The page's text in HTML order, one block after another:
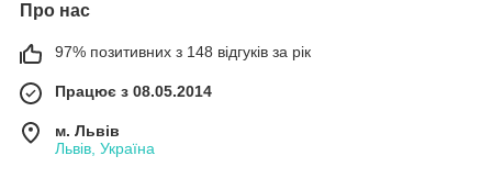
Про нас
97% позитивних з 148 відгуків за рік
Працює з 08.05.2014
м. Львів
Львів, Україна